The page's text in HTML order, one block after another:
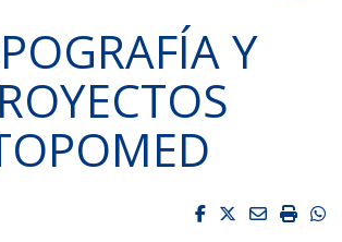
Y
Facebook
Twitter
Email